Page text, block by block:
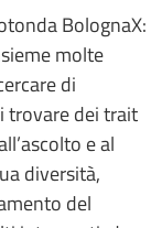
BolognaX:
molte
di
trovare dei trait
e al
diversità,
del